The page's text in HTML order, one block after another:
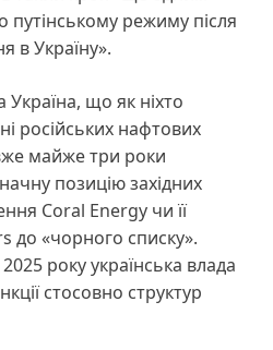
режиму після
в Україну».
що як ніхто
російських нафтових
майже три роки
позицію західних
Coral Energy чи її
до «чорного списку».
року українська влада
стосовно структур